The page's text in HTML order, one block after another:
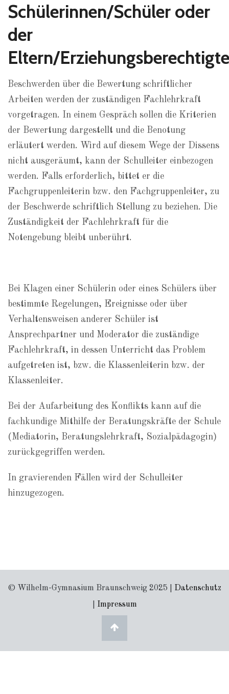
Schülerinnen/Schüler oder
der
Eltern/
Beschwerden über die Bewertung schriftlicher
Arbeiten werden der zuständigen Fachlehrkraft
vorgetragen. In einem Gespräch sollen die Kriterien
der Bewertung dargestellt und die Benotung
erläutert werden. Wird auf diesem Wege der Dissens
nicht ausgeräumt, kann der Schulleiter einbezogen
werden. Falls erforderlich, bittet er die
Fachgruppenleiterin bzw. den Fachgruppenleiter, zu
der Beschwerde schriftlich Stellung zu beziehen. Die
Zuständigkeit der Fachlehrkraft für die
Notengebung bleibt unberührt.
Bei Klagen einer Schülerin oder eines Schülers über
bestimmte Regelungen, Ereignisse oder über
Verhaltensweisen anderer Schüler ist
Ansprechpartner und Moderator die zuständige
Fachlehrkraft, in dessen Unterricht das Problem
aufgetreten ist, bzw. die Klassenleiterin bzw. der
Klassenleiter.
Bei der Aufarbeitung des Konflikts kann auf die
fachkundige Mithilfe der Beratungskräfte der Schule
(Mediatorin, Beratungslehrkraft, Sozialpädagogin)
zurückgegriffen werden.
In gravierenden Fällen wird der Schulleiter
hinzugezogen.
© Wilhelm-Gymnasium Braunschweig 2025 | Datenschutz
Impressum